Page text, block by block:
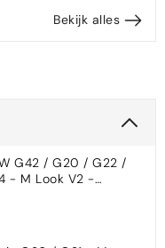
Bekijk alles
G42 / G20 / G22 /
- M Look V2 -